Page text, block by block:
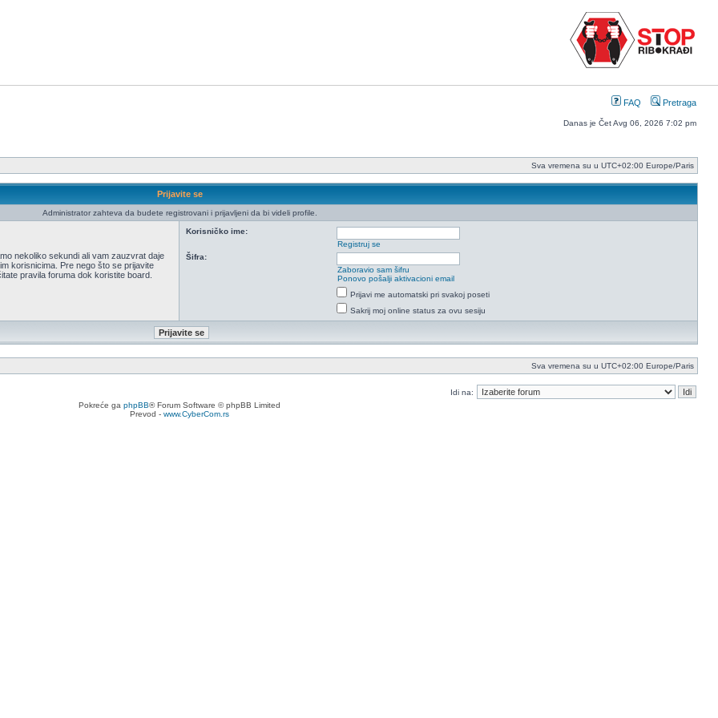
FAQ Pretraga
Danas je Čet Avg 06, 2026 7:02 pm
Sva vremena su u UTC+02:00 Europe/Paris
Prijavite se
Administrator zahteva da budete registrovani i prijavljeni da bi videli profile.
nekoliko sekundi ali vam zauzvrat daje
korisnicima. Pre nego što se prijavite
pravila foruma dok koristite board.
Korisničko ime:
Registruj se
Šifra:
Zaboravio sam šifru
Ponovo pošalji aktivacioni email
Prijavi me automatski pri svakoj poseti
Sakrij moj online status za ovu sesiju
Sva vremena su u UTC+02:00 Europe/Paris
Idi na:
Pokreće ga phpBB® Forum Software © phpBB Limited
Prevod - www.CyberCom.rs